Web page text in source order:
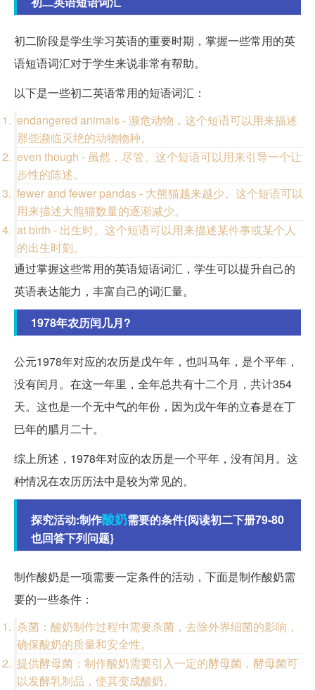
初二阶段是学生学习英语的重要时期，掌握一些常用的英
语短语词汇对于学生来说非常有帮助。
以下是一些初二英语常用的短语词汇：
endangered animals - 濒危动物，这个短语可以用来描述
那些濒临灭绝的动物物种。
even though - 虽然，尽管。这个短语可以用来引导一个让
步性的陈述。
fewer and fewer pandas - 大熊猫越来越少。这个短语可以
用来描述大熊猫数量的逐渐减少。
at birth - 出生时。这个短语可以用来描述某件事或某个人
的出生时刻。
通过掌握这些常用的英语短语词汇，学生可以提升自己的
英语表达能力，丰富自己的词汇量。
1978年农历闰几月?
公元1978年对应的农历是戊午年，也叫马年，是个平年，
没有闰月。在这一年里，全年总共有十二个月，共计354
天。这也是一个无中气的年份，因为戊午年的立春是在丁
巳年的腊月二十。
综上所述，1978年对应的农历是一个平年，没有闰月。这
种情况在农历历法中是较为常见的。
探究活动:制作酸奶需要的条件{阅读初二下册79-80
也回答下列问题}
制作酸奶是一项需要一定条件的活动，下面是制作酸奶需
要的一些条件：
杀菌：酸奶制作过程中需要杀菌，去除外界细菌的影响，
确保酸奶的质量和安全性。
提供酵母菌：制作酸奶需要引入一定的酵母菌，酵母菌可
以发酵乳制品，使其变成酸奶。